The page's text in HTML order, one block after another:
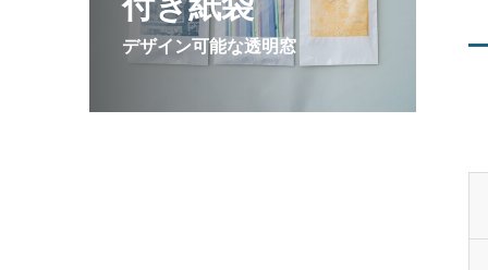
デザイン可能な透明窓